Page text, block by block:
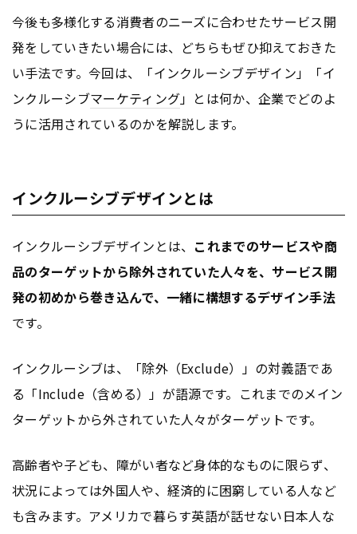
今後も多様化する消費者のニーズに合わせたサービス開
発をしていきたい場合には、どちらもぜひ抑えておきた
い手法です。今回は、「インクルーシブデザイン」「イ
ンクルーシブマーケティング」とは何か、企業でどのよ
うに活用されているのかを解説します。
インクルーシブデザインとは
インクルーシブデザインとは、 これまでのサービスや商
品のターゲットから除外されていた人々を、サービス開
発の初めから巻き込んで、一緒に構想するデザイン手法
です。
インクルーシブは、「除外（Exclude）」の対義語であ
る「Include（含める）」が語源です。これまでのメイン
ターゲットから外されていた人々がターゲットです。
高齢者や子ども、障がい者など身体的なものに限らず、
状況によっては外国人や、経済的に困窮している人など
も含みます。アメリカで暮らす英語が話せない日本人な